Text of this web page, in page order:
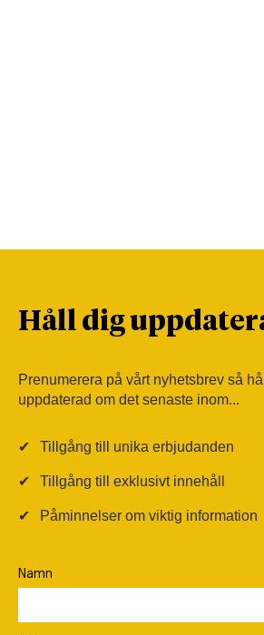
Håll dig
Prenumerera på vårt nyhetsbrev så
uppdaterad om det senaste inom...
✔ Tillgång till unika erbjudanden
✔ Tillgång till exklusivt innehåll
✔ Påminnelser om viktig information
Namn